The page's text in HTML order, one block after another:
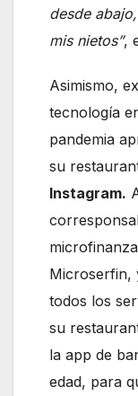
desde
mis nietos”,
Asimismo,
tecnología
pandemia
su
Instagram.
Microserfin,
todos los
su
la app de
edad, para